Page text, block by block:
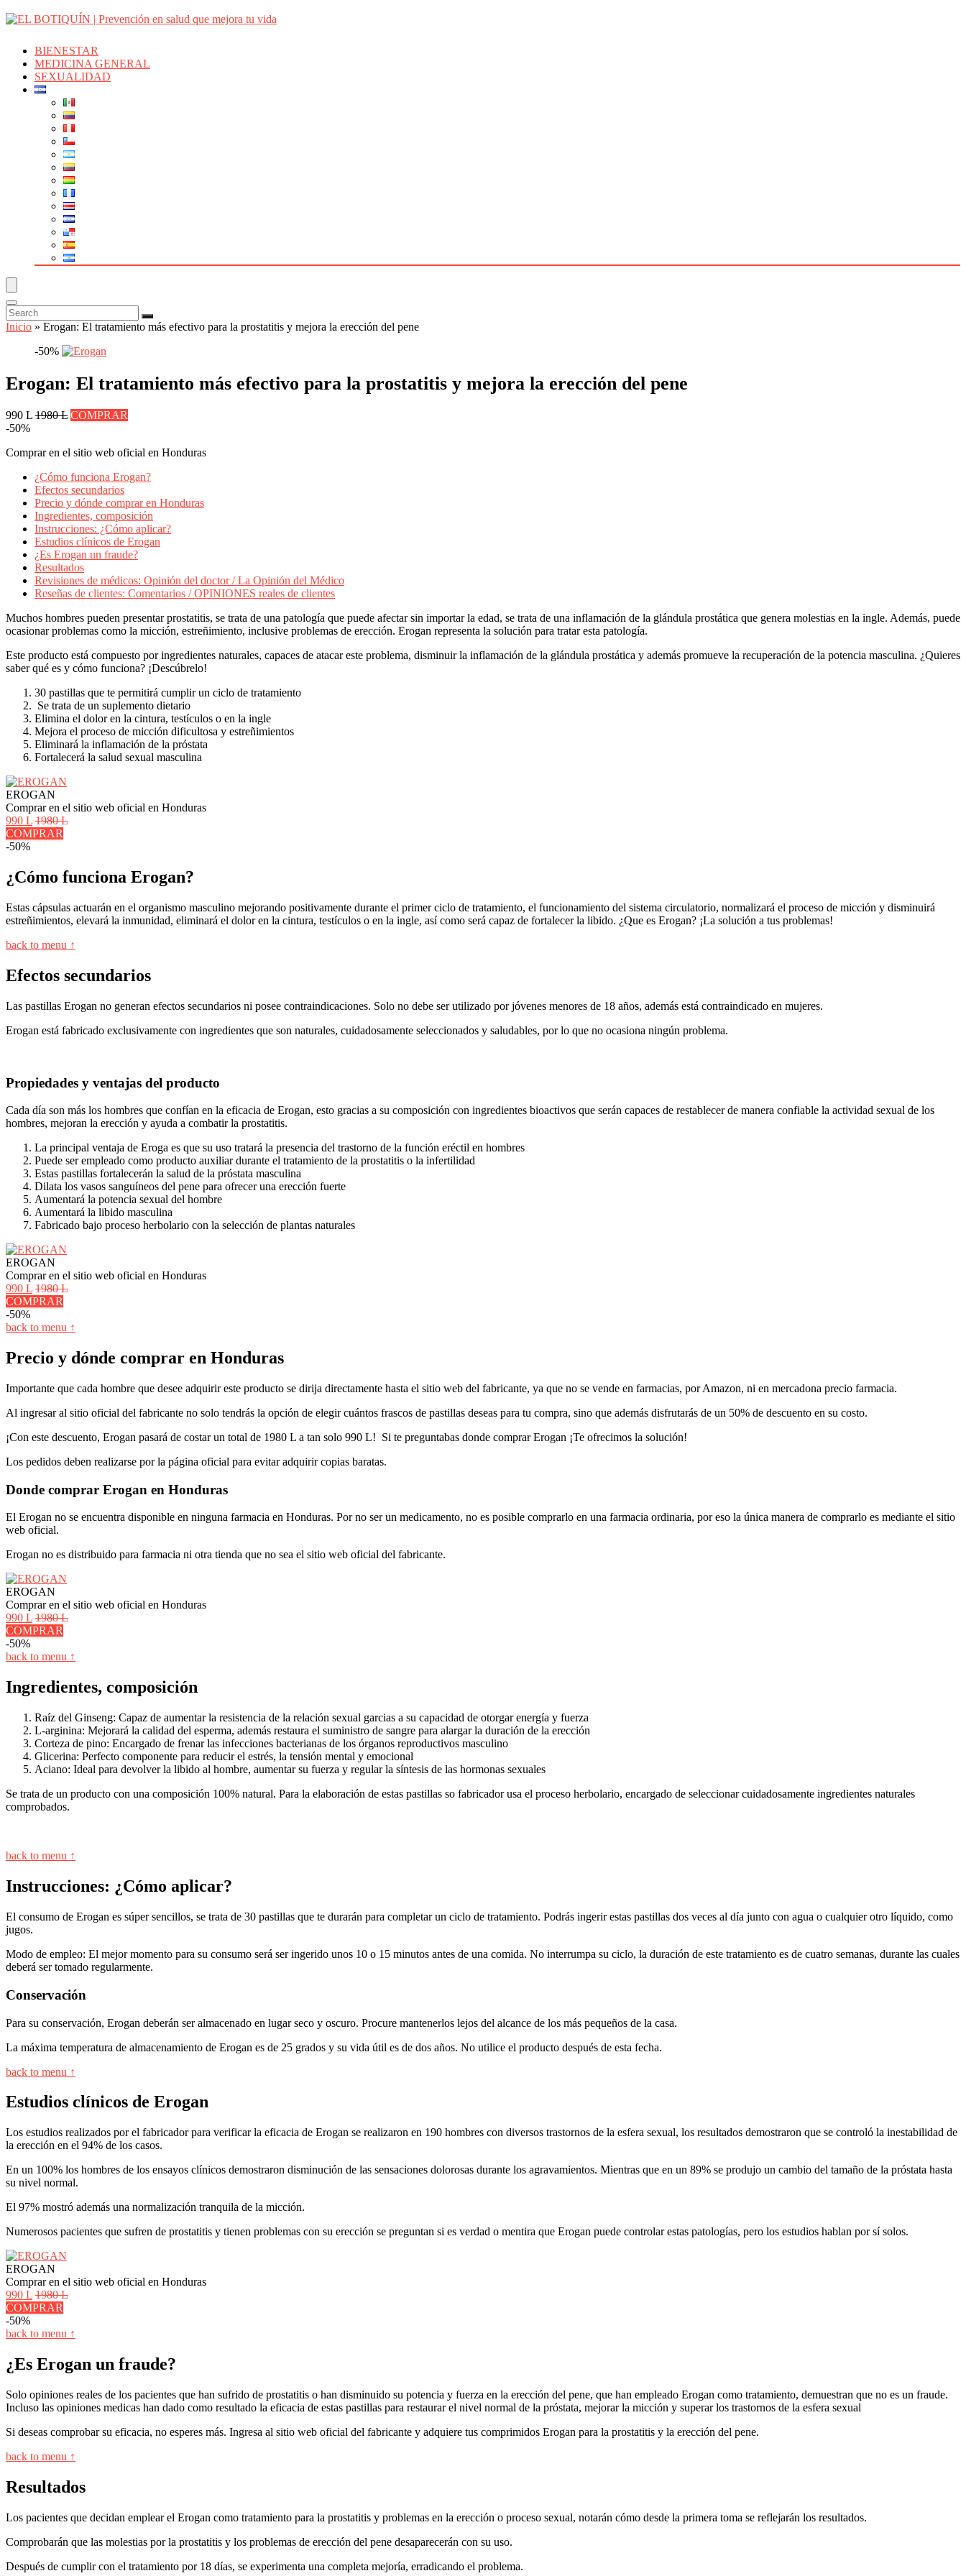
BIENESTAR
MEDICINA GENERAL
SEXUALIDAD
Inicio » Erogan: El tratamiento más efectivo para la prostatitis y mejora la erección del pene
-50%
Erogan: El tratamiento más efectivo para la prostatitis y mejora la erección del pene
990 L 1980 L COMPRAR
-50%
Comprar en el sitio web oficial en Honduras
¿Cómo funciona Erogan?
Efectos secundarios
Precio y dónde comprar en Honduras
Ingredientes, composición
Instrucciones: ¿Cómo aplicar?
Estudios clínicos de Erogan
¿Es Erogan un fraude?
Resultados
Revisiones de médicos: Opinión del doctor / La Opinión del Médico
Reseñas de clientes: Comentarios / OPINIONES reales de clientes
Muchos hombres pueden presentar prostatitis, se trata de una patología que puede afectar sin importar la edad, se trata de una inflamación de la glándula prostática que genera molestias en la ingle. Además, puede
ocasionar problemas como la micción, estreñimiento, inclusive problemas de erección. Erogan representa la solución para tratar esta patología.
Este producto está compuesto por ingredientes naturales, capaces de atacar este problema, disminuir la inflamación de la glándula prostática y además promueve la recuperación de la potencia masculina. ¿Quieres
saber qué es y cómo funciona? ¡Descúbrelo!
30 pastillas que te permitirá cumplir un ciclo de tratamiento
Se trata de un suplemento dietario
Elimina el dolor en la cintura, testículos o en la ingle
Mejora el proceso de micción dificultosa y estreñimientos
Eliminará la inflamación de la próstata
Fortalecerá la salud sexual masculina
EROGAN
Comprar en el sitio web oficial en Honduras
990 L 1980 L
COMPRAR
-50%
¿Cómo funciona Erogan?
Estas cápsulas actuarán en el organismo masculino mejorando positivamente durante el primer ciclo de tratamiento, el funcionamiento del sistema circulatorio, normalizará el proceso de micción y disminuirá
estreñimientos, elevará la inmunidad, eliminará el dolor en la cintura, testículos o en la ingle, así como será capaz de fortalecer la libido. ¿Que es Erogan? ¡La solución a tus problemas!
back to menu ↑
Efectos secundarios
Las pastillas Erogan no generan efectos secundarios ni posee contraindicaciones. Solo no debe ser utilizado por jóvenes menores de 18 años, además está contraindicado en mujeres.
Erogan está fabricado exclusivamente con ingredientes que son naturales, cuidadosamente seleccionados y saludables, por lo que no ocasiona ningún problema.
Propiedades y ventajas del producto
Cada día son más los hombres que confían en la eficacia de Erogan, esto gracias a su composición con ingredientes bioactivos que serán capaces de restablecer de manera confiable la actividad sexual de los
hombres, mejoran la erección y ayuda a combatir la prostatitis.
La principal ventaja de Eroga es que su uso tratará la presencia del trastorno de la función eréctil en hombres
Puede ser empleado como producto auxiliar durante el tratamiento de la prostatitis o la infertilidad
Estas pastillas fortalecerán la salud de la próstata masculina
Dilata los vasos sanguíneos del pene para ofrecer una erección fuerte
Aumentará la potencia sexual del hombre
Aumentará la libido masculina
Fabricado bajo proceso herbolario con la selección de plantas naturales
EROGAN
Comprar en el sitio web oficial en Honduras
990 L 1980 L
COMPRAR
-50%
back to menu ↑
Precio y dónde comprar en Honduras
Importante que cada hombre que desee adquirir este producto se dirija directamente hasta el sitio web del fabricante, ya que no se vende en farmacias, por Amazon, ni en mercadona precio farmacia.
Al ingresar al sitio oficial del fabricante no solo tendrás la opción de elegir cuántos frascos de pastillas deseas para tu compra, sino que además disfrutarás de un 50% de descuento en su costo.
¡Con este descuento, Erogan pasará de costar un total de 1980 L a tan solo 990 L! Si te preguntabas donde comprar Erogan ¡Te ofrecimos la solución!
Los pedidos deben realizarse por la página oficial para evitar adquirir copias baratas.
Donde comprar Erogan en Honduras
El Erogan no se encuentra disponible en ninguna farmacia en Honduras. Por no ser un medicamento, no es posible comprarlo en una farmacia ordinaria, por eso la única manera de comprarlo es mediante el sitio
web oficial.
Erogan no es distribuido para farmacia ni otra tienda que no sea el sitio web oficial del fabricante.
EROGAN
Comprar en el sitio web oficial en Honduras
990 L 1980 L
COMPRAR
-50%
back to menu ↑
Ingredientes, composición
Raíz del Ginseng: Capaz de aumentar la resistencia de la relación sexual garcias a su capacidad de otorgar energía y fuerza
L-arginina: Mejorará la calidad del esperma, además restaura el suministro de sangre para alargar la duración de la erección
Corteza de pino: Encargado de frenar las infecciones bacterianas de los órganos reproductivos masculino
Glicerina: Perfecto componente para reducir el estrés, la tensión mental y emocional
Aciano: Ideal para devolver la libido al hombre, aumentar su fuerza y regular la síntesis de las hormonas sexuales
Se trata de un producto con una composición 100% natural. Para la elaboración de estas pastillas so fabricador usa el proceso herbolario, encargado de seleccionar cuidadosamente ingredientes naturales
comprobados.
back to menu ↑
Instrucciones: ¿Cómo aplicar?
El consumo de Erogan es súper sencillos, se trata de 30 pastillas que te durarán para completar un ciclo de tratamiento. Podrás ingerir estas pastillas dos veces al día junto con agua o cualquier otro líquido, como
jugos.
Modo de empleo: El mejor momento para su consumo será ser ingerido unos 10 o 15 minutos antes de una comida. No interrumpa su ciclo, la duración de este tratamiento es de cuatro semanas, durante las cuales
deberá ser tomado regularmente.
Conservación
Para su conservación, Erogan deberán ser almacenado en lugar seco y oscuro. Procure mantenerlos lejos del alcance de los más pequeños de la casa.
La máxima temperatura de almacenamiento de Erogan es de 25 grados y su vida útil es de dos años. No utilice el producto después de esta fecha.
back to menu ↑
Estudios clínicos de Erogan
Los estudios realizados por el fabricador para verificar la eficacia de Erogan se realizaron en 190 hombres con diversos trastornos de la esfera sexual, los resultados demostraron que se controló la inestabilidad de
la erección en el 94% de los casos.
En un 100% los hombres de los ensayos clínicos demostraron disminución de las sensaciones dolorosas durante los agravamientos. Mientras que en un 89% se produjo un cambio del tamaño de la próstata hasta
su nivel normal.
El 97% mostró además una normalización tranquila de la micción.
Numerosos pacientes que sufren de prostatitis y tienen problemas con su erección se preguntan si es verdad o mentira que Erogan puede controlar estas patologías, pero los estudios hablan por sí solos.
EROGAN
Comprar en el sitio web oficial en Honduras
990 L 1980 L
COMPRAR
-50%
back to menu ↑
¿Es Erogan un fraude?
Solo opiniones reales de los pacientes que han sufrido de prostatitis o han disminuido su potencia y fuerza en la erección del pene, que han empleado Erogan como tratamiento, demuestran que no es un fraude.
Incluso las opiniones medicas han dado como resultado la eficacia de estas pastillas para restaurar el nivel normal de la próstata, mejorar la micción y superar los trastornos de la esfera sexual
Si deseas comprobar su eficacia, no esperes más. Ingresa al sitio web oficial del fabricante y adquiere tus comprimidos Erogan para la prostatitis y la erección del pene.
back to menu ↑
Resultados
Los pacientes que decidan emplear el Erogan como tratamiento para la prostatitis y problemas en la erección o proceso sexual, notarán cómo desde la primera toma se reflejarán los resultados.
Comprobarán que las molestias por la prostatitis y los problemas de erección del pene desaparecerán con su uso.
Después de cumplir con el tratamiento por 18 días, se experimenta una completa mejoría, erradicando el problema.